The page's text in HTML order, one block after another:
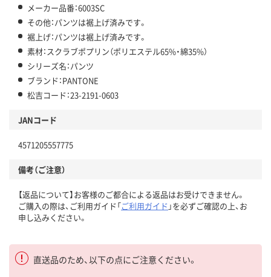
メーカー品番：6003SC
その他：パンツは裾上げ済みです。
裾上げ：パンツは裾上げ済みです。
素材：スクラブポプリン（ポリエステル65%・綿35%）
シリーズ名：パンツ
ブランド：PANTONE
松吉コード：23-2191-0603
JANコード
4571205557775
備考（ご注意）
【返品について】お客様のご都合による返品はお受けできません。
ご購入の際は、ご利用ガイド「ご利用ガイド 」を必ずご確認の上、お
申し込みください。
直送品のため、以下の点にご注意ください。